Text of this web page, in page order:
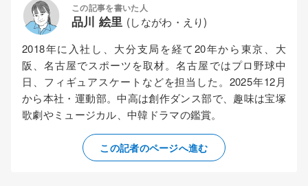
この記事を書いた人
品川 絵里 (しながわ・えり)
2018年に入社し、大分支局を経て20年から東京、大
阪、名古屋でスポーツを取材。名古屋ではプロ野球中
日、フィギュアスケートなどを担当した。2025年12月
から本社・運動部。中高は創作ダンス部で、趣味は宝塚
歌劇やミュージカル、中韓ドラマの鑑賞。
この記者のページへ進む